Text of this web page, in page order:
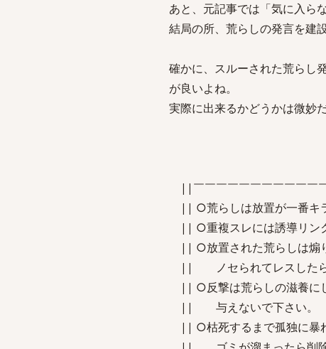
あと、元記事では「気に入ら
結局の所、荒らしの発言を建
確かに、スルーされた荒らし
が良いよね。
実際に出来るかどうかは微妙だ
||￣￣￣￣￣￣￣￣￣￣￣
|| ○荒らしは放置が一番キラ
|| ○重複スレには誘導リンク
|| ○放置された荒らしは煽り
|| ノセられてレスしたら
|| ○反撃は荒らしの滋養に
|| 与えない
|| ○枯死するまで孤独に